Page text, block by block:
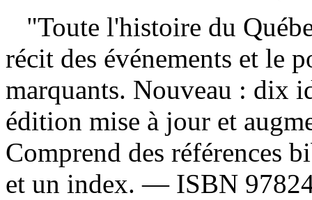
"Toute l'histoire du
récit des événements et le
marquants. Nouveau : dix
édition mise à jour et
Comprend des références
et un index. — ISBN